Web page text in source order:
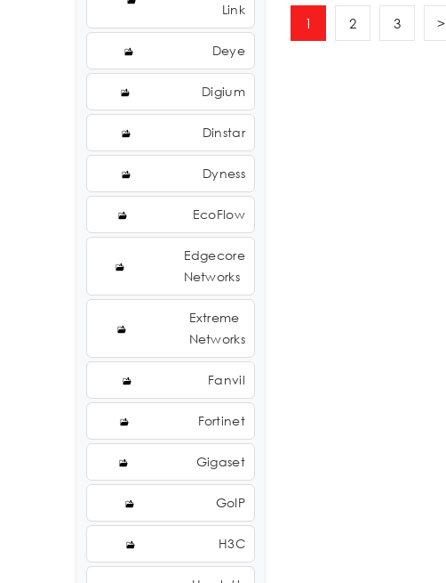
Link
Deye
Digium
Dinstar
Dyness
EcoFlow
Edgecore
Networks
Extreme
Networks
Fanvil
Fortinet
Gigaset
GoIP
H3C
1 2 3 >